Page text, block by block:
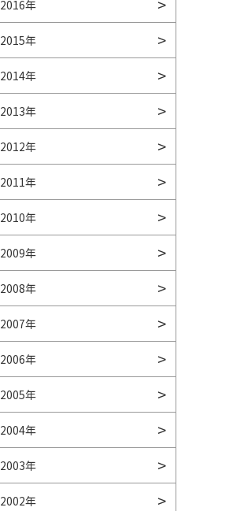
2016年
2015年
2014年
2013年
2012年
2011年
2010年
2009年
2008年
2007年
2006年
2005年
2004年
2003年
2002年